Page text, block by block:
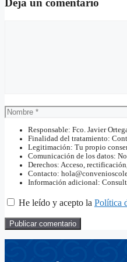
Deja un comentario
Nombre
Responsable: Fco. Javier
Finalidad del tratamiento:
Legitimación: Tu propio
Comunicación de los datos:
Derechos: Acceso,
Contacto:
Información adicional:
He leído y acepto la Política